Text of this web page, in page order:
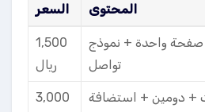
المحتوى السعر
واحدة + نموذج
تواصل
1,500
ريال
+ دومين + استضافة
3,000